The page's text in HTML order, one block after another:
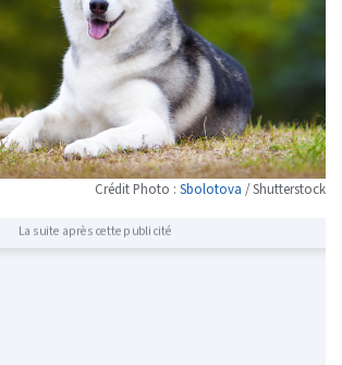
Crédit Photo : Sbolotova / Shutterstock
La suite après cette publicité